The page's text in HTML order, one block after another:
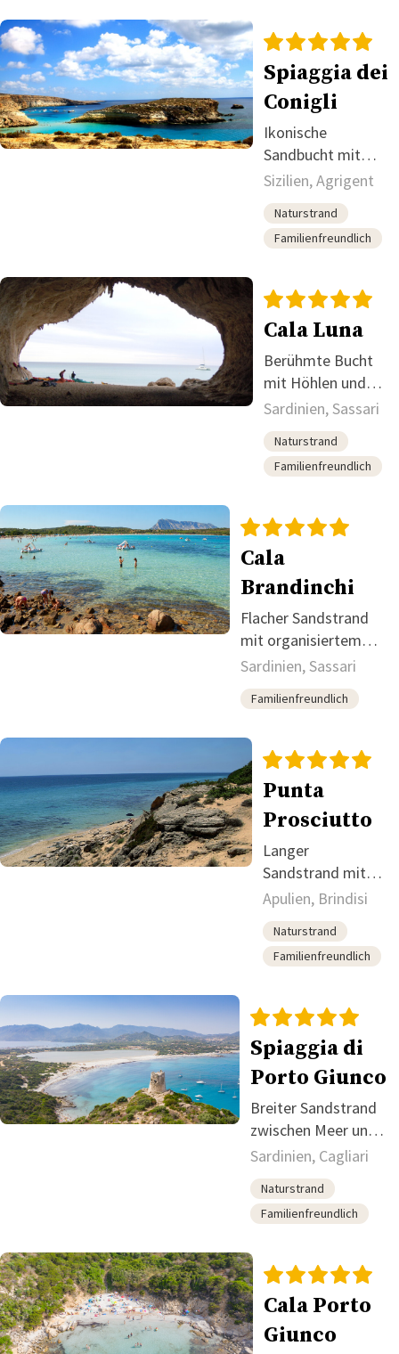
Spiaggia dei
Conigli
Ikonische
Sandbucht mit
streng
geregeltem
Zugang
Sizilien, Agrigent
Naturstrand
Familienfreundlich
Cala Luna
Berühmte Bucht
mit Höhlen und
sandigem Strand
Sardinien, Sassari
Naturstrand
Familienfreundlich
Cala
Brandinchi
Flacher Sandstrand
mit organisiertem
Zugang und Blick auf
Tavolara
Sardinien, Sassari
Familienfreundlich
Punta
Prosciutto
Langer
Sandstrand mit
Dünen an der
ionischen Küste.
Apulien, Brindisi
Naturstrand
Familienfreundlich
Spiaggia di
Porto Giunco
Breiter Sandstrand
zwischen Meer und
Lagune mit
Flamingos.
Sardinien, Cagliari
Naturstrand
Familienfreundlich
Cala Porto
Giunco